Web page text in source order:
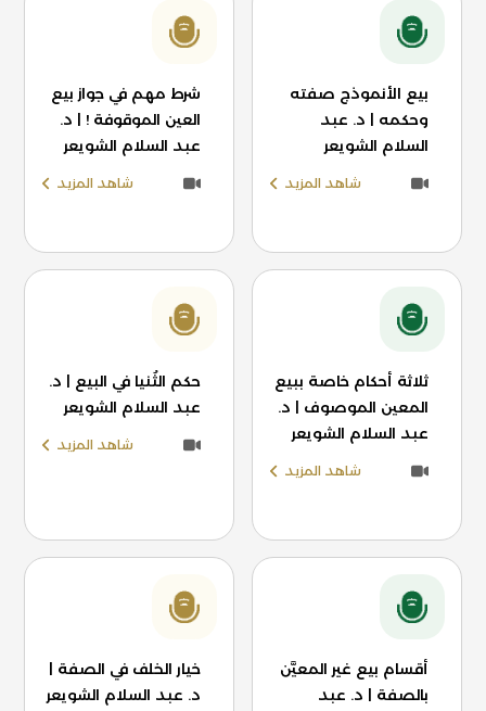
بيع الأنموذج صفته
وحكمه | د. عبد
السلام الشويعر
شاهد المزيد
شرط مهم في جواز بيع
العين الموقوفة ! | د.
عبد السلام الشويعر
شاهد المزيد
ثلاثة أحكام خاصة ببيع
المعين الموصوف | د.
عبد السلام الشويعر
شاهد المزيد
حكم الثُنيا في البيع | د.
عبد السلام الشويعر
شاهد المزيد
أقسام بيع غير المعيَّن
بالصفة | د. عبد
خيار الخلف في الصفة |
د. عبد السلام الشويعر